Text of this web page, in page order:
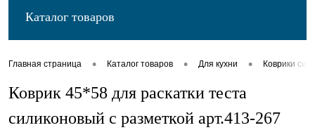
Каталог товаров
Главная страница • Каталог товаров • Для кухни • Коврики
Коврик 45*58 для раскатки теста
силиконовый с разметкой арт.413-267